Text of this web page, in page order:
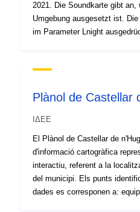
uriRef:
έκδοσης:
2021. Die Soundkarte gibt an, wie viel Lärm die
Umgebung ausgesetzt ist.
im Parameter Lnight
Schlafstörungen repräsentativ sind. Diese
Plànol de Castellar
ΙΔΕΕ
El Plànol de Castellar de
d'informació cartogràfica
interactiu, referent a la
del municipi. Els punts
dades es corresponen a: